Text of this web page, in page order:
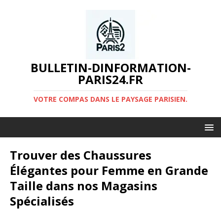
BULLETIN-DINFORMATION-
PARIS24.FR
VOTRE COMPAS DANS LE PAYSAGE PARISIEN.
Trouver des Chaussures
Élégantes pour Femme en Grande
Taille dans nos Magasins
Spécialisés